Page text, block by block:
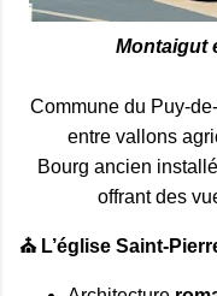
Montaigut
Commune du
entre vallons
Bourg ancien
offrant des
⛪ L’église